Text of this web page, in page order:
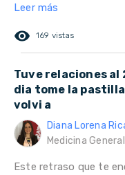
Leer más
remove_red_eye 169 vistas
Tuve relaciones
dia tome la
volvi a
Diana Lorena
Medicina General
Este retraso que te